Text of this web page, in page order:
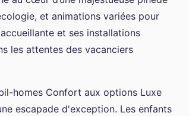
et animations variées pour
et ses installations
les attentes des vacanciers
homes Confort aux options Luxe
escapade d'exception. Les enfants